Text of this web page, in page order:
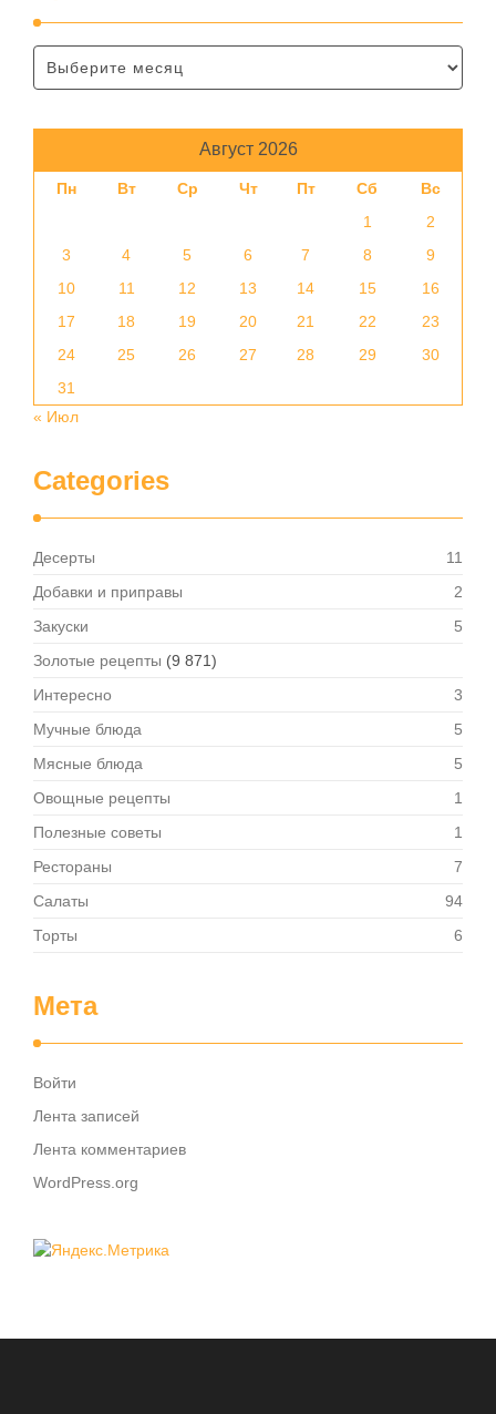
Август 2026
Пн Вт Ср Чт Пт Сб
Вс
1
2
3
4 5 6 7 8
9
10
11 12 13 14 15
16
17
18 19 20 21 22
23
24
25 26 27 28 29
30
31
« Июл
Categories
Десерты
11
Добавки и приправы
2
Закуски
5
Золотые рецепты (9 871)
Интересно
3
Мучные блюда
5
Мясные блюда
5
Овощные рецепты
1
Полезные советы
1
Рестораны
7
Салаты
94
Торты
6
Мета
Войти
Лента записей
Лента комментариев
WordPress.org